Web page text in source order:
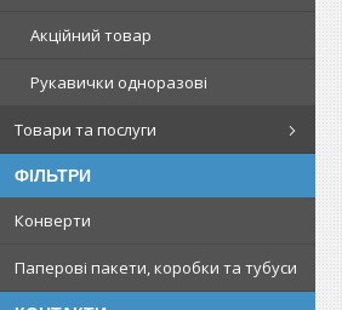
Акційний товар
Рукавички одноразові
Товари та послуги
ФІЛЬТРИ
Конверти
Паперові пакети, коробки та тубуси